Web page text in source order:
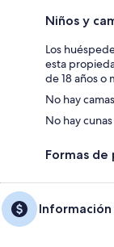
Niños y
Los
esta
de 18 años o
No hay
No hay
Formas de